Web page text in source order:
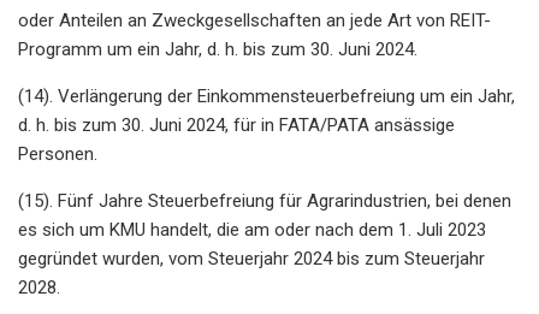
oder Anteilen an Zweckgesellschaften an jede Art von REIT-
Programm um ein Jahr, d. h. bis zum 30. Juni 2024.
(14). Verlängerung der Einkommensteuerbefreiung um ein Jahr,
d. h. bis zum 30. Juni 2024, für in FATA/PATA ansässige
Personen.
(15). Fünf Jahre Steuerbefreiung für Agrarindustrien, bei denen
es sich um KMU handelt, die am oder nach dem 1. Juli 2023
gegründet wurden, vom Steuerjahr 2024 bis zum Steuerjahr
2028.